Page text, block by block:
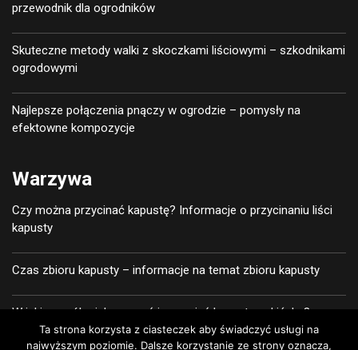
przewodnik dla ogrodników
Skuteczne metody walki z skoczkami liściowymi – szkodnikami
ogrodowymi
Najlepsze połączenia pnączy w ogrodzie – pomysły na
efektowne kompozycje
Warzywa
Czy można przycinać kapustę? Informacje o przycinaniu liści
kapusty
Czas zbioru kapusty – informacje na temat zbioru kapusty
W jaki sposób pielęgnować i uprawiać kapustę pekińską?
Ta strona korzysta z ciasteczek aby świadczyć usługi na
najwyższym poziomie. Dalsze korzystanie ze strony oznacza,